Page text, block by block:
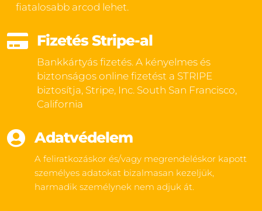
fiatalosabb arcod lehet.
 Fizetés Stripe-al
Bankkártyás fizetés. A kényelmes és
biztonságos online fizetést a STRIPE
biztosítja, Stripe, Inc. South San Francisco,
California
 Adatvédelem
A feliratkozáskor és/vagy megrendeléskor kapott
személyes adatokat bizalmasan kezeljük,
harmadik személynek nem adjuk át.